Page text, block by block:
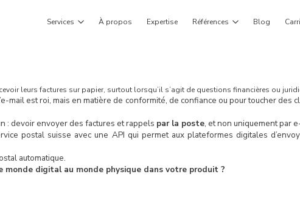
Services À propos Expertise Références Blog
leurs factures sur papier, surtout lorsqu’il s’agit de questions financières ou
mail est roi, mais en matière de conformité, de confiance ou pour toucher
: devoir envoyer des factures et rappels par la poste, et non uniquement par
postal suisse avec une API qui permet aux plateformes digitales
automatique.
monde digital au monde physique dans votre produit ?